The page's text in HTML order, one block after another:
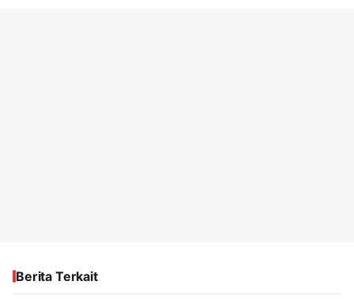
Berita Terkait